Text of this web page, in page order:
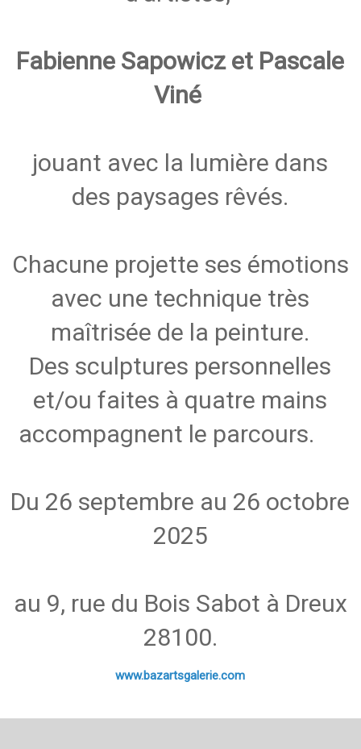
Fabienne Sapowicz et Pascale
Viné
jouant avec la lumière dans
des paysages rêvés.
Chacune projette ses émotions
avec une technique très
maîtrisée de la peinture.
Des sculptures personnelles
et/ou faites à quatre mains
accompagnent le parcours.
Du 26 septembre au 26 octobre
2025
au 9, rue du Bois Sabot à Dreux
28100.
www.bazartsgalerie.com